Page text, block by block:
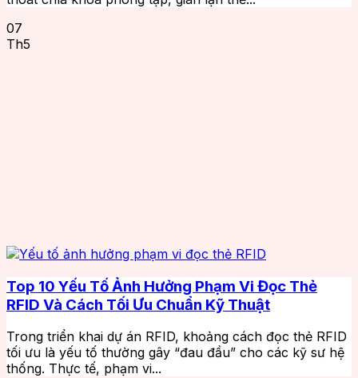
07
Th5
Top 10 Yếu Tố Ảnh Hưởng Phạm Vi Đọc Thẻ
RFID Và Cách Tối Ưu Chuẩn Kỹ Thuật
Trong triển khai dự án RFID, khoảng cách đọc thẻ RFID
tối ưu là yếu tố thường gây “đau đầu” cho các kỹ sư hệ
thống. Thực tế, phạm vi...